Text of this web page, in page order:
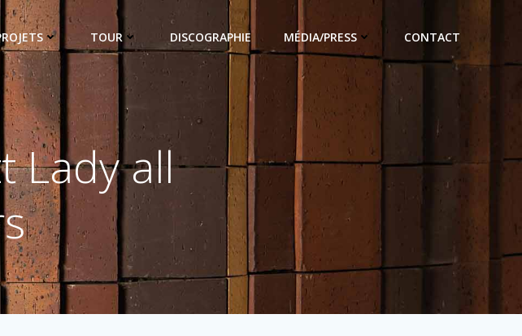
TOUR DISCOGRAPHIE MÉDIA/PRESS CONTACT
Lady all